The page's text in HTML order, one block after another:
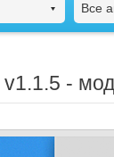
Все
v1.1.5 -